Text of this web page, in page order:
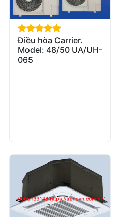
out of 5
Điều hòa Carrier.
Model: 48/50 UA/UH-
065